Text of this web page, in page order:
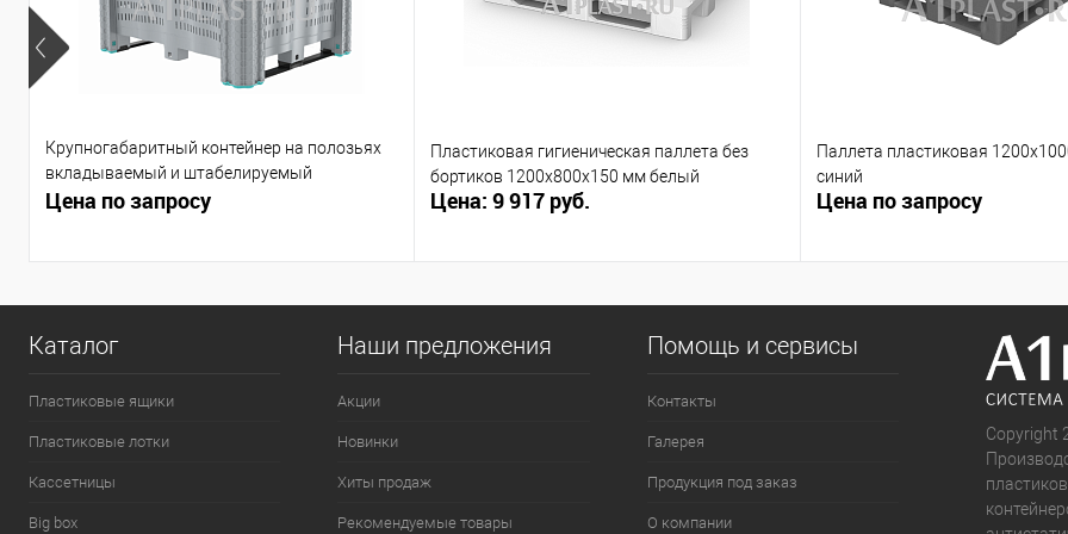
Крупногабаритный контейнер на полозьях
вкладываемый и штабелируемый
1200х1000х790 мм
Цена по запросу
Пластиковая гигиеническая паллета без
бортиков 1200х800х150 мм белый
Цена: 9 917 руб.
Паллета пластиковая
синий
Цена по запросу
Каталог
Пластиковые ящики
Пластиковые лотки
Кассетницы
Big box
Наши предложения
Акции
Новинки
Хиты продаж
Рекомендуемые товары
Помощь и сервисы
Контакты
Галерея
Продукция под заказ
О компании
Copyright